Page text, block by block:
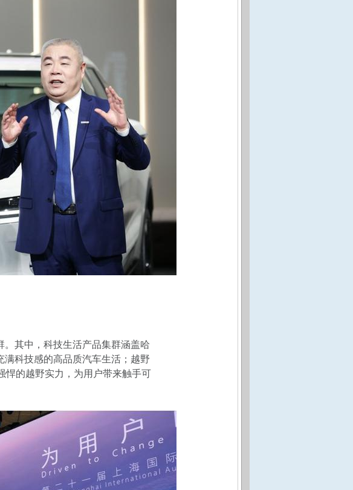
其中，科技生活产品集群涵盖哈
科技感的高品质汽车生活；越野
悍的越野实力，为用户带来触手可